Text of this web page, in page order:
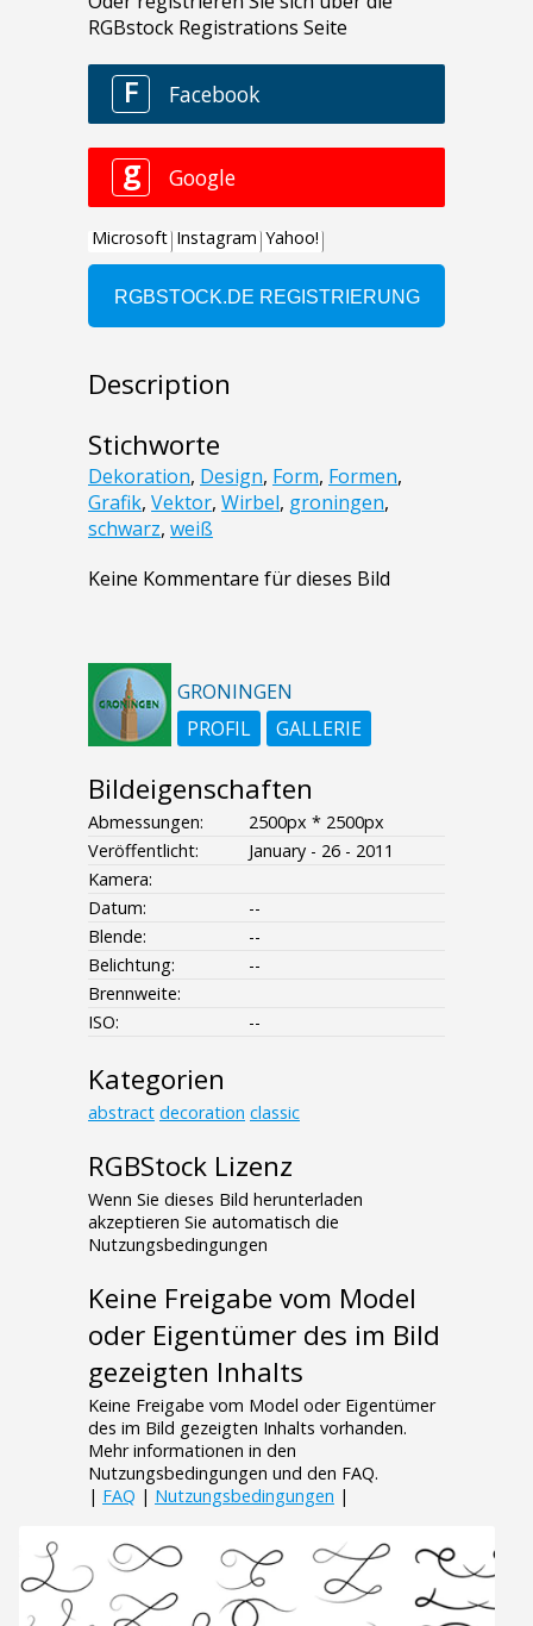
Description
Stichworte
Dekoration, Design, Form, Formen,
Grafik, Vektor, Wirbel, groningen,
schwarz, weiß
Keine Kommentare für dieses Bild
GRONINGEN
PROFIL
GALLERIE
Bildeigenschaften
Abmessungen:
2500px * 2500px
Veröffentlicht:
January - 26 - 2011
Kamera:
Datum:
--
Blende:
--
Belichtung:
--
Brennweite:
ISO:
--
Kategorien
abstract decoration classic
RGBStock Lizenz
Wenn Sie dieses Bild herunterladen
akzeptieren Sie automatisch die
Nutzungsbedingungen
Keine Freigabe vom Model
oder Eigentümer des im Bild
gezeigten Inhalts
Keine Freigabe vom Model oder Eigentümer
des im Bild gezeigten Inhalts vorhanden.
Mehr informationen in den
Nutzungsbedingungen und den FAQ.
| FAQ | Nutzungsbedingungen |